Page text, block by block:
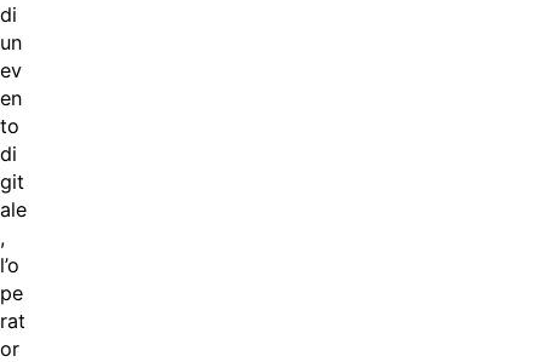
di
un
ev
en
to
di
git
ale
,
l’o
pe
rat
or